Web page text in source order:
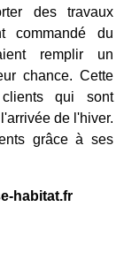
des travaux
commandé du
remplir un
chance. Cette
qui sont
de l'hiver.
grâce à ses
habitat.fr